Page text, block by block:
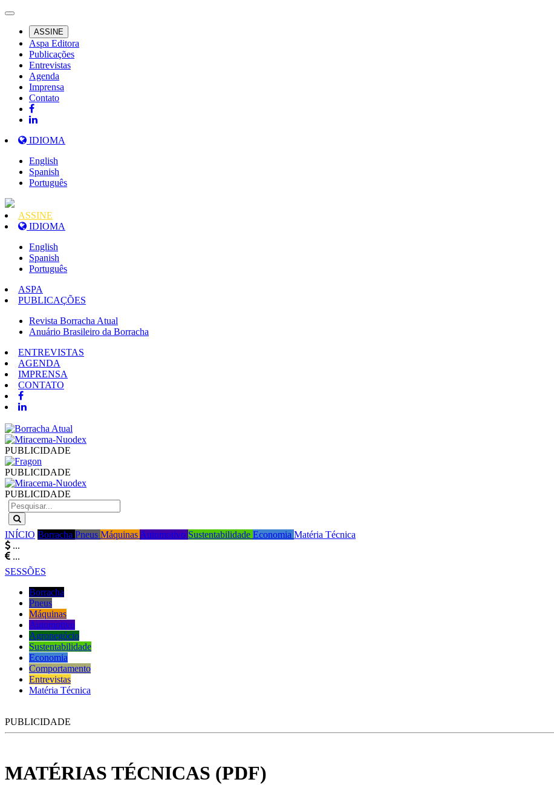
ASSINE
Aspa Editora
Publicações
Entrevistas
Agenda
Imprensa
Contato
IDIOMA
English
Spanish
Português
ASSINE
IDIOMA
English
Spanish
Português
ASPA
PUBLICAÇÕES
Revista Borracha Atual
Anuário Brasileiro da Borracha
ENTREVISTAS
AGENDA
IMPRENSA
CONTATO
PUBLICIDADE
PUBLICIDADE
PUBLICIDADE
INÍCIO Borracha Pneus Máquinas Automotivo Sustentabilidade Economia Matéria Técnica
...
...
SESSÕES
Borracha
Pneus
Máquinas
Automotivo
Agronegócio
Sustentabilidade
Economia
Comportamento
Entrevistas
Matéria Técnica
PUBLICIDADE
MATÉRIAS TÉCNICAS (PDF)